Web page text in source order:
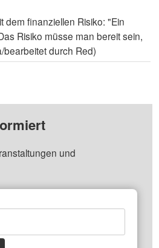
dem finanziellen Risiko: "Ein
Risiko müsse man bereit sein,
durch Red)
und